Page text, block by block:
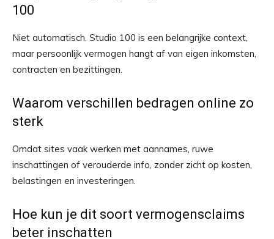
100
Niet automatisch. Studio 100 is een belangrijke context,
maar persoonlijk vermogen hangt af van eigen inkomsten,
contracten en bezittingen.
Waarom verschillen bedragen online zo
sterk
Omdat sites vaak werken met aannames, ruwe
inschattingen of verouderde info, zonder zicht op kosten,
belastingen en investeringen.
Hoe kun je dit soort vermogensclaims
beter inschatten